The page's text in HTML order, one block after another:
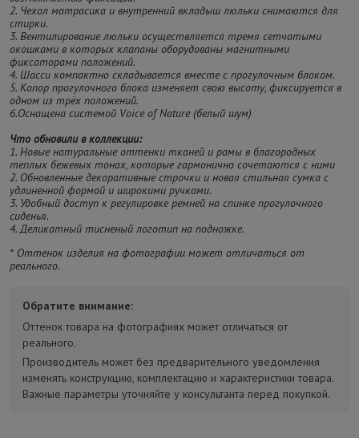
2. Чехол матрасика и внутренний вкладыш люльки снимаются для
стирки.
3. Вентилирование люльки осуществляется тремя сетчатыми
окошками в которых клапаны оборудованы магнитными
фиксаторами положений.
4. Шасси компактно складывается вместе с прогулочным блоком.
5. Капор прогулочного блока изменяет свою высоту, фиксируется в
одном из трёх положений.
6.Оснащена системой Voice of Nature (белый шум)
Что обновили в коллекции:
1. Новые натуральные оттенки тканей и рамы в благородных
теплых бежевых тонах, которые гармонично сочетаются с ними
2. Обновленные декоративные строчки и новая стильная сумка с
удлиненной формой и широкими ручками.
3. Удобный доступ к регулировке ремней на спинке прогулочного
сиденья.
4. Деликатный тисненый логотип на подножке.
* Оттенок изделия на фотографии может отличаться от
реального.
Обратите внимание:
Оттенок товара на фотографиях может отличаться от
реального.
Производитель может без предварительного уведомления
изменять конструкцию, комплектацию и характеристики товара.
Важные параметры уточняйте у консультанта перед покупкой.